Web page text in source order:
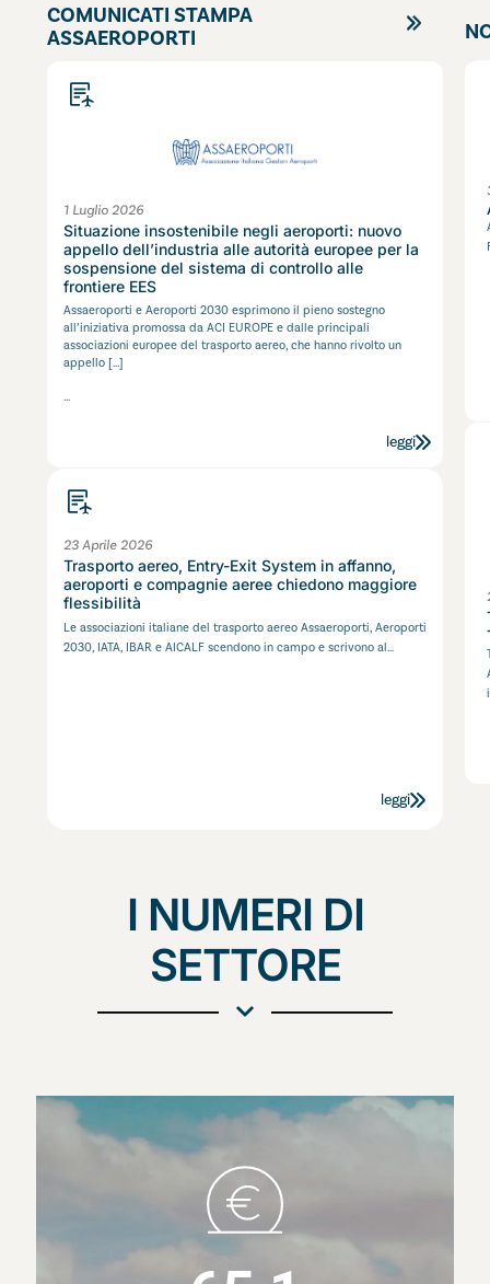
COMUNICATI STAMPA
ASSAEROPORTI
1 Luglio 2026
Situazione insostenibile negli aeroporti: nuovo
appello dell’industria alle autorità europee per la
sospensione del sistema di controllo alle
frontiere EES
Assaeroporti e Aeroporti 2030 esprimono il pieno sostegno
all’iniziativa promossa da ACI EUROPE e dalle principali
associazioni europee del trasporto aereo, che hanno rivolto un
appello […]
...
leggi
23 Aprile 2026
Trasporto aereo, Entry-Exit System in affanno,
aeroporti e compagnie aeree chiedono maggiore
flessibilità
Le associazioni italiane del trasporto aereo Assaeroporti, Aeroporti
2030, IATA, IBAR e AICALF scendono in campo e scrivono al...
leggi
I NUMERI DI
SETTORE